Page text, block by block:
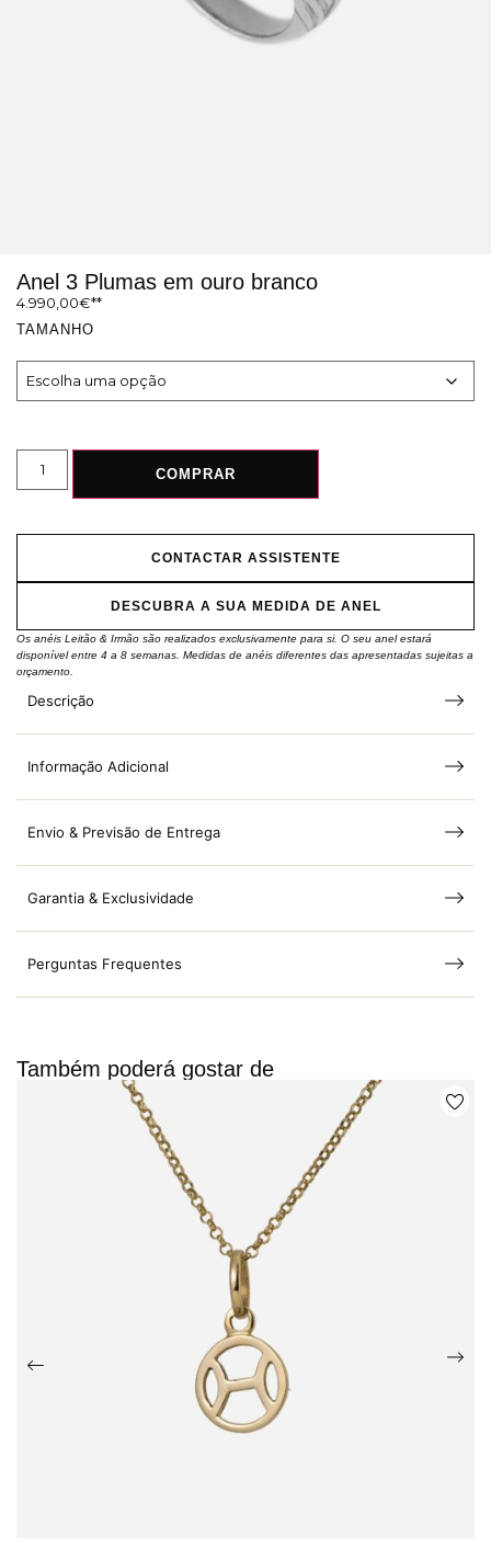
Anel 3 Plumas em ouro branco
4.990,00€
TAMANHO
COMPRAR
CONTACTAR ASSISTENTE
DESCUBRA A SUA MEDIDA DE ANEL
Os anéis Leitão & Irmão são realizados exclusivamente para si. O seu anel estará
disponível entre 4 a 8 semanas. Medidas de anéis diferentes das apresentadas sujeitas a
orçamento.
Descrição
Informação Adicional
Envio & Previsão de Entrega
Garantia & Exclusividade
Perguntas Frequentes
Também poderá gostar de